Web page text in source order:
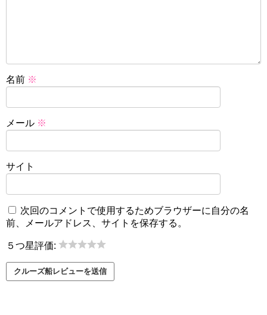
名前 ※
メール ※
サイト
次回のコメントで使用するためブラウザーに自分の名
前、メールアドレス、サイトを保存する。
５つ星評価: